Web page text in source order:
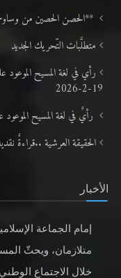
**الحصن الحصين من
متطلَّبات التّحريك الجديد
19-2-2026
رأيٌ في لغة المسيح الموعود عليه السلام ..1 في
الحقيقة العرشية ..قراءةٌ
الأخبار
إمام الجماعة
متلازمان، ويحثّ
خلال الاجتماع الوطني